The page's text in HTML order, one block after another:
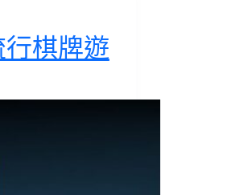
棋牌遊